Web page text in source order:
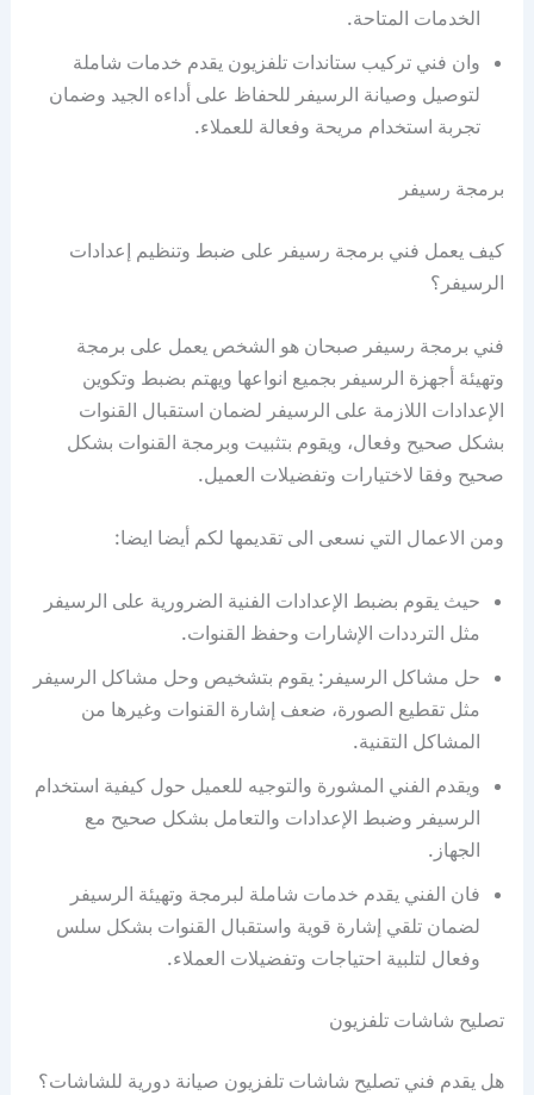
الخدمات المتاحة.
وان فني تركيب ستاندات تلفزيون يقدم خدمات شاملة
لتوصيل وصيانة الرسيفر للحفاظ على أداءه الجيد وضمان
تجربة استخدام مريحة وفعالة للعملاء.
برمجة رسيفر
كيف يعمل فني برمجة رسيفر على ضبط وتنظيم إعدادات
الرسيفر؟
فني برمجة رسيفر صبحان هو الشخص يعمل على برمجة
وتهيئة أجهزة الرسيفر بجميع انواعها ويهتم بضبط وتكوين
الإعدادات اللازمة على الرسيفر لضمان استقبال القنوات
بشكل صحيح وفعال، ويقوم بتثبيت وبرمجة القنوات بشكل
صحيح وفقا لاختيارات وتفضيلات العميل.
ومن الاعمال التي نسعى الى تقديمها لكم أيضا ايضا:
حيث يقوم بضبط الإعدادات الفنية الضرورية على الرسيفر
مثل الترددات الإشارات وحفظ القنوات.
حل مشاكل الرسيفر: يقوم بتشخيص وحل مشاكل الرسيفر
مثل تقطيع الصورة، ضعف إشارة القنوات وغيرها من
المشاكل التقنية.
ويقدم الفني المشورة والتوجيه للعميل حول كيفية استخدام
الرسيفر وضبط الإعدادات والتعامل بشكل صحيح مع
الجهاز.
فان الفني يقدم خدمات شاملة لبرمجة وتهيئة الرسيفر
لضمان تلقي إشارة قوية واستقبال القنوات بشكل سلس
وفعال لتلبية احتياجات وتفضيلات العملاء.
تصليح شاشات تلفزيون
هل يقدم فني تصليح شاشات تلفزيون صيانة دورية للشاشات؟